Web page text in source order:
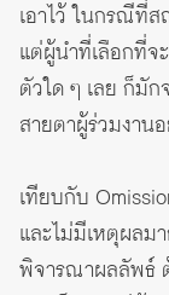
เอาไว้ ในกรณีที่
แต่ผู้นำที่เลือกที่จ
ตัวใด ๆ เลย ก็มั
สายตาผู้ร่วมงาน
เทียบกับ
และไม่มีเหตุผลม
พิจารณาผลลัพธ์